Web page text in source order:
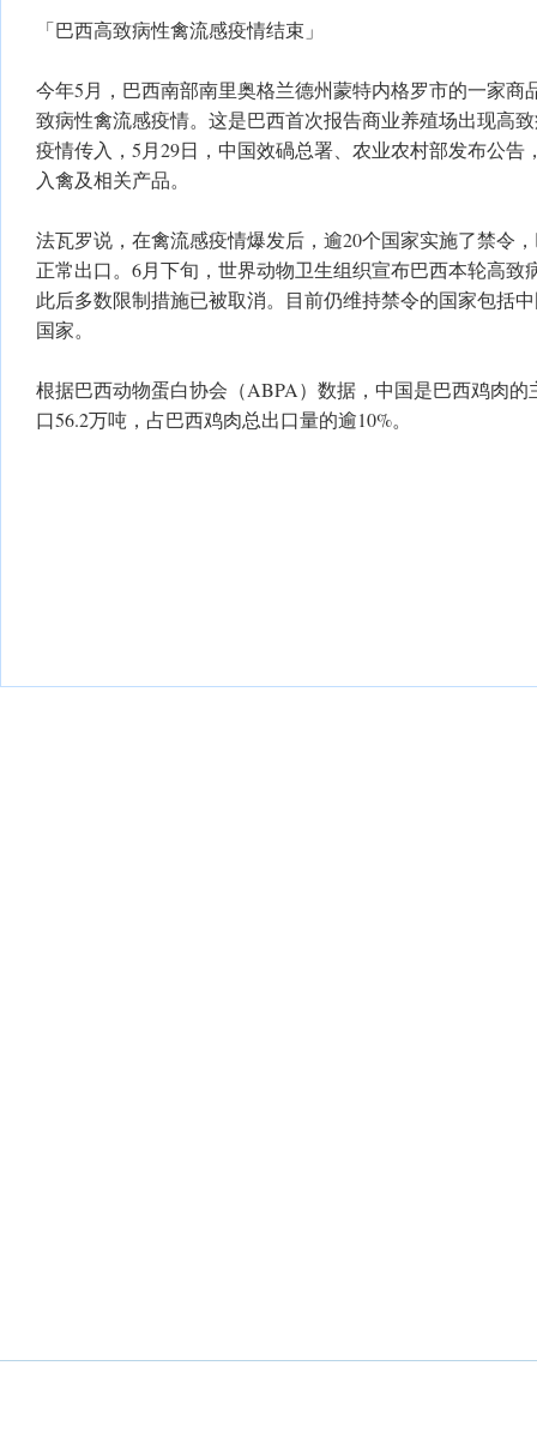
「巴西高致病性禽流感疫情结束」
今年5月，巴西南部南里奥格兰德州蒙特内格罗市的一家商
致病性禽流感疫情。这是巴西首次报告商业养殖场出现高
疫情传入，5月29日，中国效碢总署、农业农村部发布公告
入禽及相关产品。
法瓦罗说，在禽流感疫情爆发后，逾20个国家实施了禁令
正常出口。6月下旬，世界动物卫生组织宣布巴西本轮高致
此后多数限制措施已被取消。目前仍维持禁令的国家包括
国家。
根据巴西动物蛋白协会（ABPA）数据，中国是巴西鸡肉的
口56.2万吨，占巴西鸡肉总出口量的逾10%。